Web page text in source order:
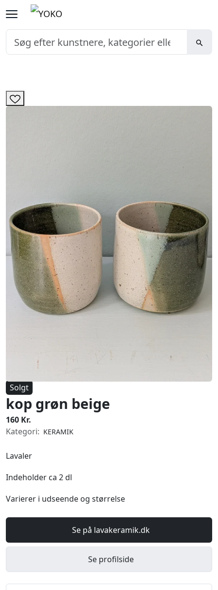
Solgt
kop grøn beige
160 Kr.
Kategori: KERAMIK
Lavaler
Indeholder ca 2 dl
Varierer i udseende og størrelse
Se på lavakeramik.dk
Se profilside